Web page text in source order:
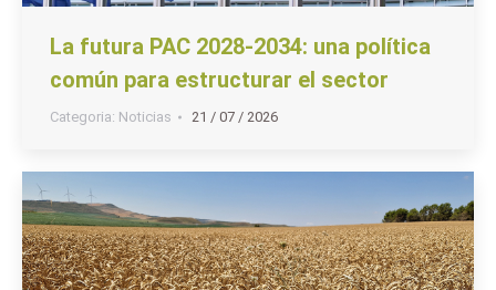
La futura PAC 2028-2034: una política
común para estructurar el sector
Categoria: Noticias 21 / 07 / 2026